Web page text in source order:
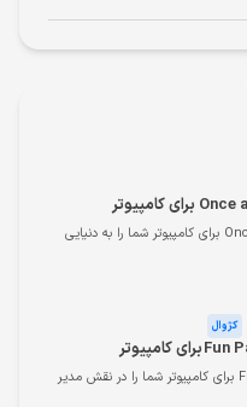
دانلود بازی Once a Pawn a King برای کامپیوتر شما را به دنیایی
کژوال
دانلود بازی Fun Park Simulator برای کامپیوتر شما را در نقش مدیر